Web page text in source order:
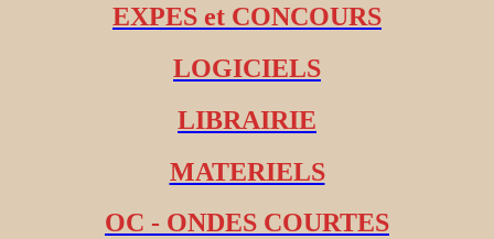
EXPES et CONCOURS
LOGICIELS
LIBRAIRIE
MATERIELS
OC - ONDES COURTES